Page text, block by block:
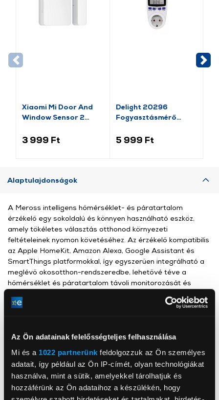
Az Ön adatainak felelősségteljes felhasználása
Mi és a 1022 partnerünk feldolgozzuk az Ön személyes
adatait, így például az Ön IP-címét, olyan technológiákat
használva, mint a sütik, amelyekkel tárolhatjuk és
hozzáférünk az Ön adataihoz a készülékén, hogy
Xiaomi Mi Door And
Window Sensor 2
3 999 Ft
Delight 20296
Fogyasztásmérő
funkcióval
5 999 Ft
Alaptulajdonságok
Meross
www.accesspoint.hu/
info@accesspoint.hu
A Meross intelligens hőmérséklet- és páratartalom
érzékelő egy sokoldalú és könnyen használható eszköz,
amely tökéletes választás otthonod környezeti
feltételeinek nyomon követéséhez. Az érzékelő kompatibilis
az Apple HomeKit, Amazon Alexa, Google Assistant és
SmartThings platformokkal, így egyszerűen integrálható a
meglévő okosotthon-rendszeredbe, lehetővé téve a
hőmérséklet és páratartalom távoli monitorozását és